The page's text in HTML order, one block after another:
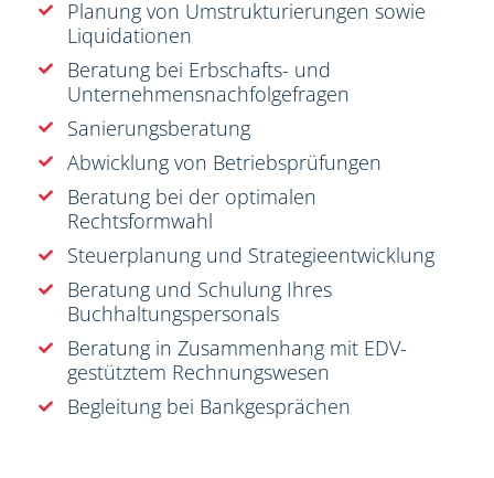
Planung von Umstrukturierungen sowie
Liquidationen
Beratung bei Erbschafts- und
Unternehmensnachfolgefragen
Sanierungsberatung
Abwicklung von Betriebsprüfungen
Beratung bei der optimalen
Rechtsformwahl
Steuerplanung und Strategieentwicklung
Beratung und Schulung Ihres
Buchhaltungspersonals
Beratung in Zusammenhang mit EDV-
gestütztem Rechnungswesen
Begleitung bei Bankgesprächen